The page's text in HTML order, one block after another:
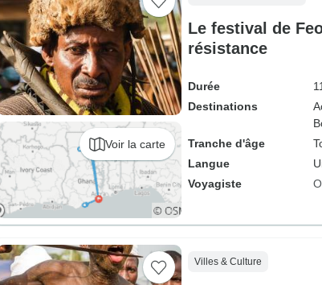
Voir la carte
Le festival de
résistance
Durée
Destinations
Tranche d'âge
Langue
Voyagiste
Villes & Culture